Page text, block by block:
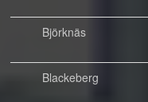
Björknäs
Blackeberg